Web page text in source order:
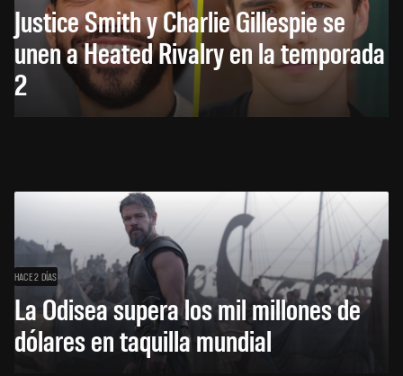
Justice Smith y Charlie Gillespie se
unen a Heated Rivalry en la temporada
2
HACE 2 DÍAS
La Odisea supera los mil millones de
dólares en taquilla mundial